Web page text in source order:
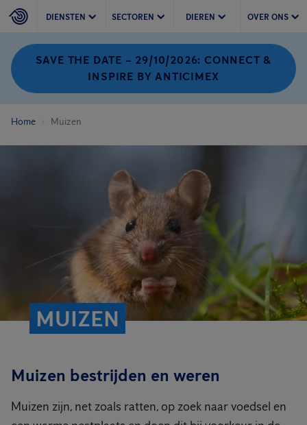
DIENSTEN SECTOREN DIEREN OVER ONS
SAVE THE DATE – 29/10/2026: CONNECT &
INSPIRE BY ANTICIMEX
Home Muizen
MUIZEN
Muizen bestrijden en weren
Muizen zijn, net zoals ratten, op zoek naar voedsel en